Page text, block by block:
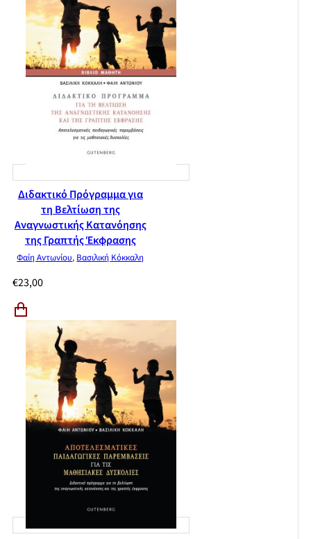
Διδακτικό Πρόγραμμα για
τη Βελτίωση της
Αναγνωστικής Κατανόησης
της Γραπτής Έκφρασης
Φαίη Αντωνίου, Βασιλική Κόκκαλη
€23,00